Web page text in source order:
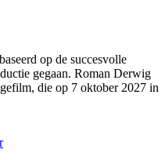
op de succesvolle
gegaan. Roman Derwig
die op 7 oktober 2027 in